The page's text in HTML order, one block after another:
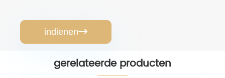
indienen
gerelateerde producten